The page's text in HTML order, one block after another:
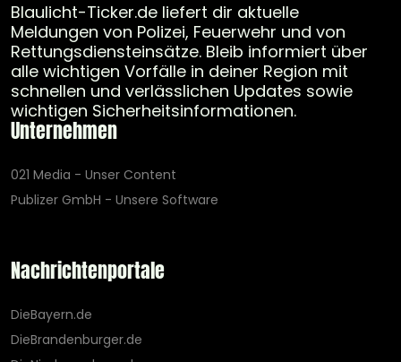
Blaulicht-Ticker.de liefert dir aktuelle
Meldungen von Polizei, Feuerwehr und von
Rettungsdiensteinsätze. Bleib informiert über
alle wichtigen Vorfälle in deiner Region mit
schnellen und verlässlichen Updates sowie
wichtigen Sicherheitsinformationen.
Unternehmen
021 Media - Unser Content
Publizer GmbH - Unsere Software
Nachrichtenportale
DieBayern.de
DieBrandenburger.de